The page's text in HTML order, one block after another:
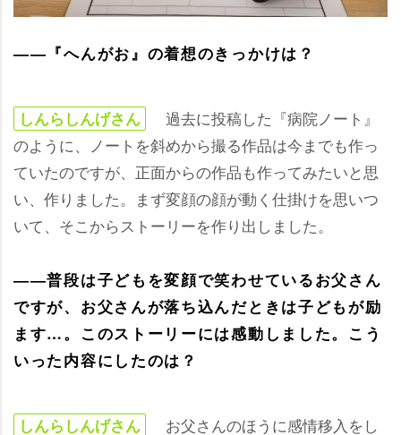
――『へんがお』の着想のきっかけは？
しんらしんげさん
過去に投稿した『病院ノート』
のように、ノートを斜めから撮る作品は今までも作っ
ていたのですが、正面からの作品も作ってみたいと思
い、作りました。まず変顔の顔が動く仕掛けを思いつ
いて、そこからストーリーを作り出しました。
――普段は子どもを変顔で笑わせているお父さん
ですが、お父さんが落ち込んだときは子どもが励
ます…。このストーリーには感動しました。こう
いった内容にしたのは？
しんらしんげさん お父さんのほうに感情移入をし